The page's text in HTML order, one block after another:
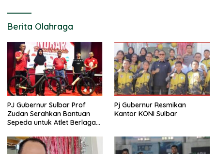
Berita Olahraga
PJ Gubernur Sulbar Prof
Zudan Serahkan Bantuan
Sepeda untuk Atlet Berlaga
Pj Gubernur Resmikan
Kantor KONI Sulbar